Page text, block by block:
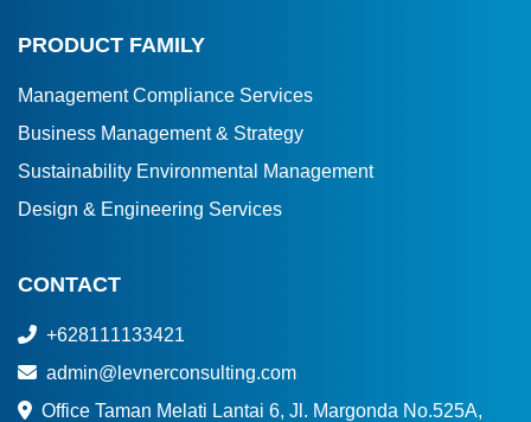
PRODUCT FAMILY
Management Compliance Services
Business Management & Strategy
Sustainability Environmental Management
Design & Engineering Services
CONTACT
+628111133421
admin@levnerconsulting.com
Office Taman Melati Lantai 6, Jl. Margonda No.525A,